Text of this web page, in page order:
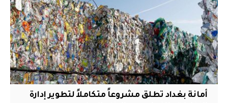
أمانة بغداد تطلق مشروعاً متكاملاً لتطوير إدارة